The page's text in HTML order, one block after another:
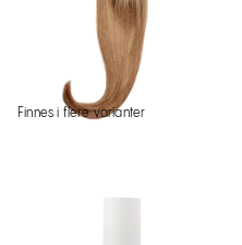
Finnes i flere varianter